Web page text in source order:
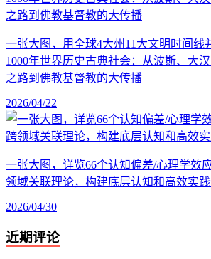
一张大图，用全球4大州11大文明时间线
1000年世界历史古典社会：从波斯、大
之路到佛教基督教的大传播
2026/04/22
一张大图，详览66个认知偏差/心理学效
领域关联理论，构建底层认知和高效实
2026/04/30
近期评论